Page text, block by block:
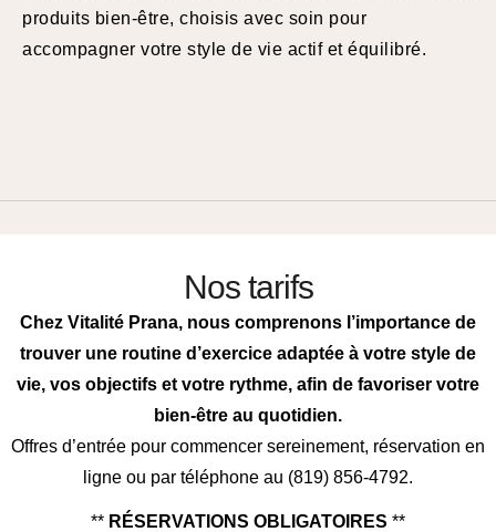
produits bien-être, choisis avec soin pour
accompagner votre style de vie actif et équilibré.
Nos tarifs
Chez Vitalité Prana, nous comprenons l’importance de
trouver une routine d’exercice adaptée à votre style de
vie, vos objectifs et votre rythme, afin de favoriser votre
bien-être au quotidien.
Offres d’entrée pour commencer sereinement, réservation en
ligne ou par téléphone au (819) 856-4792.​
** RÉSERVATIONS OBLIGATOIRES **